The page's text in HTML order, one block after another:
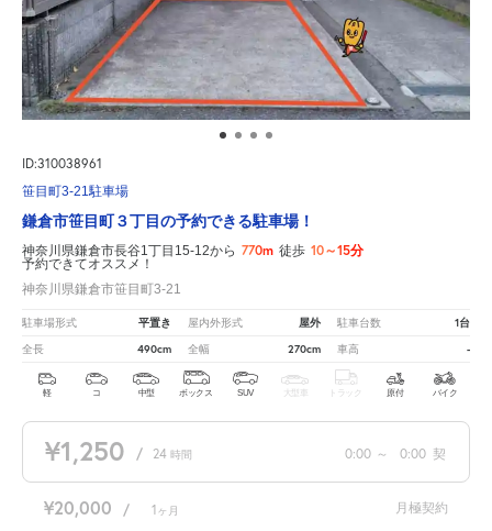
ID:310038961
笹目町3-21駐車場
鎌倉市笹目町３丁目の予約できる駐車場！
神奈川県鎌倉市長谷1丁目15-12から 770m 徒歩 10～15分
予約できてオススメ！
神奈川県鎌倉市笹目町3-21
駐車場形式 平置き 屋内外形式 屋外 駐車台数 1台
全長 490cm 全幅 270cm 車高 -
軽 コ 中型 ボックス SUV 大型車 トラック 原付 バイク
¥1,250 / 24 時間 0:00 ～ 0:00 契
¥20,000 / 1 ヶ月 月極契約